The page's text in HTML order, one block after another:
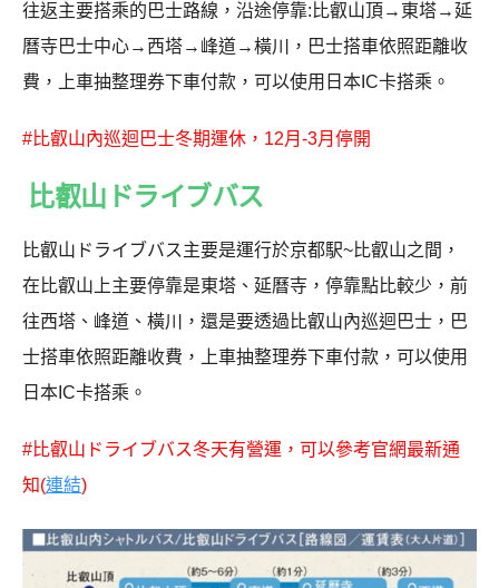
往返主要搭乘的巴士路線，沿途停靠:比叡山頂→東塔→延
曆寺巴士中心→西塔→峰道→橫川，巴士搭車依照距離收
費，上車抽整理券下車付款，可以使用日本IC卡搭乘。
#比叡山內巡迴巴士冬期運休，12月-3月停開
比叡山ドライブバス
比叡山ドライブバス主要是運行於京都駅~比叡山之間，
在比叡山上主要停靠是東塔、延曆寺，停靠點比較少，前
往西塔、峰道、橫川，還是要透過比叡山內巡迴巴士，巴
士搭車依照距離收費，上車抽整理券下車付款，可以使用
日本IC卡搭乘。
#比叡山ドライブバス冬天有營運，可以參考官網最新通
知(連結)